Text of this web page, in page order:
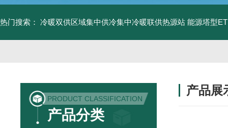
热门搜索： 冷暖双供区域集中供冷集中冷暖联供热源站 能源塔型
PRODUCT CLASSIFICATION
产品分类
产品展